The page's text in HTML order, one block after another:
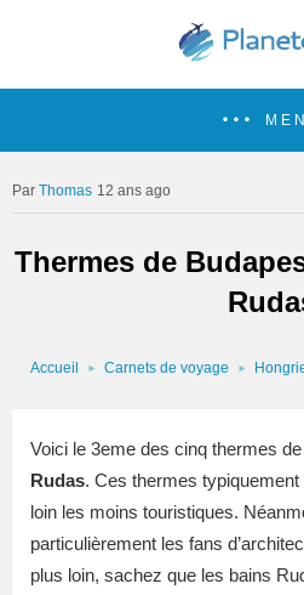
Thomas 12 ans ago
Thermes de
Accueil Carnets de voyage
Voici le 3eme des cinq thermes de
Rudas. Ces thermes
loin les moins touristiques.
particulièrement les fans
plus loin, sachez que les bains